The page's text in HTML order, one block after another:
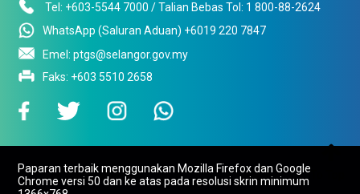
Tel: +603-5544 7000 / Talian Bebas Tol: 1 800-88-2624
WhatsApp (Saluran Aduan) +6019 220 7847
Emel: ptgs@selangor.gov.my
Faks: +603 5510 2658

To Top
Paparan terbaik menggunakan Mozilla Firefox dan Google
Chrome versi 50 dan ke atas pada resolusi skrin minimum